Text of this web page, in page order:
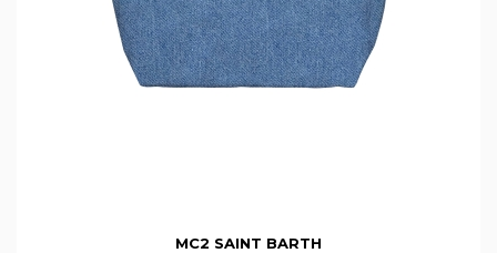
MC2 SAINT BARTH